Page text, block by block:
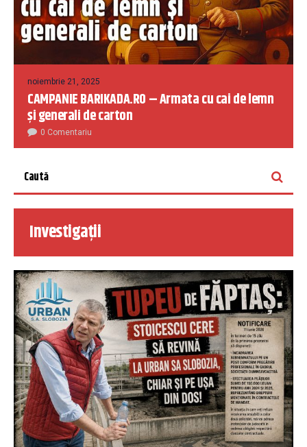
noiembrie 21, 2025
CAMPANIE BARIKADA.RO – Armata cu cai de lemn
și generali de carton
0 Comentariu
Investigații